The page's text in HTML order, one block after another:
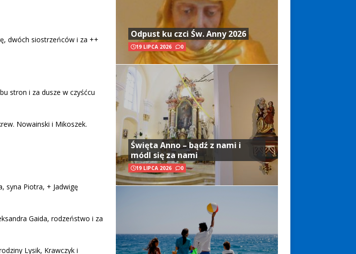
dwóch siostrzeńców i za ++
stron i za dusze w czyśćcu
Nowainski i Mikoszek.
syna Piotra, + Jadwigę
Gaida, rodzeństwo i za
Lysik, Krawczyk i
Odpust ku czci Św. Anny 2026
19 LIPCA 2026 0
Święta Anno – bądź z nami i
módl się za nami
19 LIPCA 2026 0